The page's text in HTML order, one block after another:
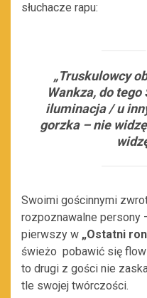
słuchacze rapu:
„Truskulowcy
Wankza, do
iluminacja / u
gorzka – nie
Swoimi gościnnymi
rozpoznawalne persony
pierwszy w „Ostatni
świeżo pobawić się
to drugi z gości nie
tle swojej twórczości.